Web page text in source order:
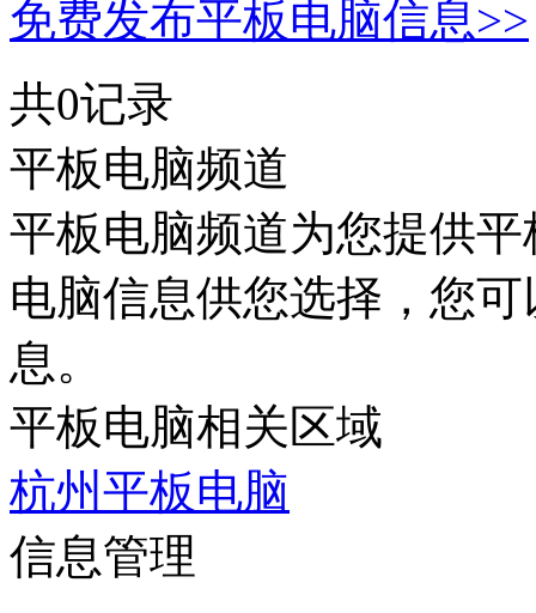
免费发布平板电脑信息>>
共0记录
平板电脑频道
平板电脑频道为您提供
电脑信息供您选择，您
息。
平板电脑相关区域
杭州平板电脑
信息管理